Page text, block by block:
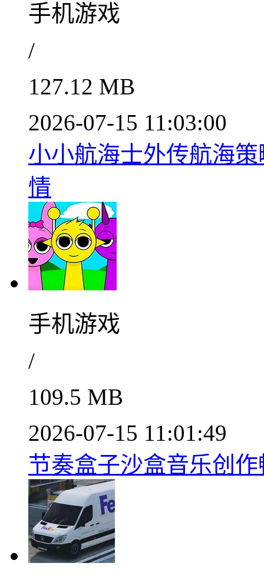
手机游戏
/
127.12 MB
2026-07-15 11:03:00
小小航海士外传航海
情
手机游戏
/
109.5 MB
2026-07-15 11:01:49
节奏盒子沙盒音乐创